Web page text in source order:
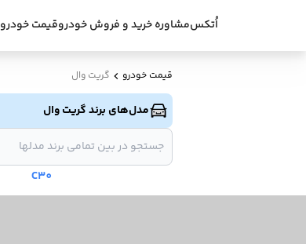
اُتکسمشاوره خرید و فروش خودروقیمت خودرو
قیمت خودرو گریت وال
مدل‌های برند گریت وال
C30